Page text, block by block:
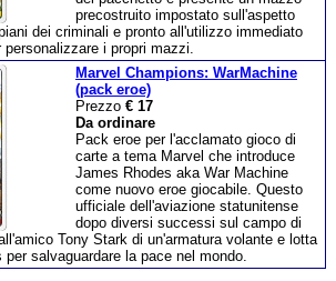
precostruito impostato sull'aspetto
dei criminali e pronto all'utilizzo immediato
i propri mazzi.
Marvel Champions: WarMachine
(pack eroe)
Prezzo € 17
Da ordinare
Pack eroe per l'acclamato gioco di
carte a tema Marvel che introduce
James Rhodes aka War Machine
come nuovo eroe giocabile. Questo
ufficiale dell'aviazione statunitense
dopo diversi successi sul campo di
Tony Stark di un'armatura volante e lotta
salvaguardare la pace nel mondo.